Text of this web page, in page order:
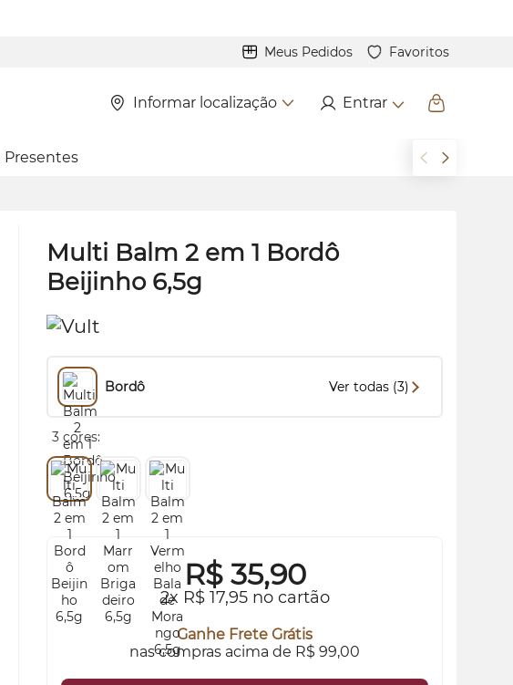
Meus Pedidos Favoritos
Informar localização Entrar
Presentes
Multi Balm 2 em 1 Bordô
Beijinho 6,5g
Bordô Ver todas (3)
3 cores:
R$ 35,90
2x R$ 17,95 no cartão
Ganhe Frete Grátis
nas compras acima de R$ 99,00